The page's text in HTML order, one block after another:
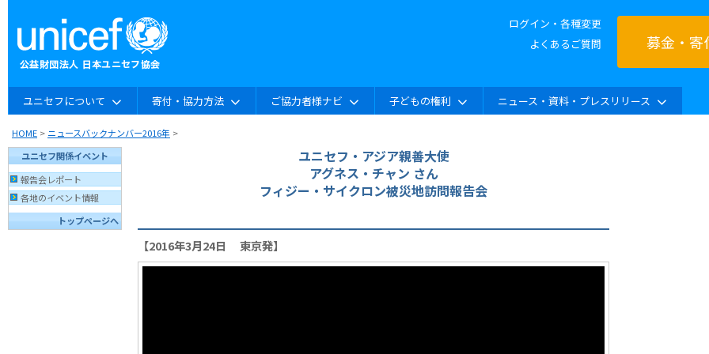
ログイン・各種変更
よくあるご質問
募金・寄
ユニセフについて 寄付・協力方法 ご協力者様ナビ 子どもの権利 ニュース・資料・プレスリリース
HOME > ニュースバックナンバー2016年 >
ユニセフ関係イベント
報告会レポート
各地のイベント情報
トップページへ
ユニセフ・アジア親善大使
アグネス・チャン さん
フィジー・サイクロン被災地訪問報告会
【2016年3月24日 東京発】